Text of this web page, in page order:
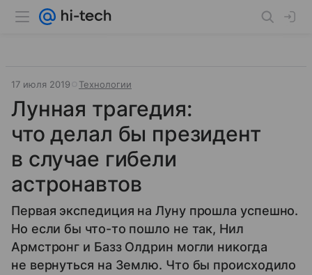
17 июля 2019 Технологии
Лунная трагедия:
что делал бы президент
в случае гибели
астронавтов
Первая экспедиция на Луну прошла успешно.
Но если бы что-то пошло не так, Нил
Армстронг и Базз Олдрин могли никогда
не вернуться на Землю. Что бы происходило